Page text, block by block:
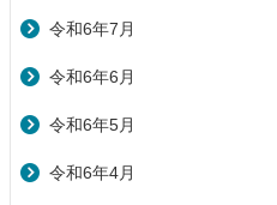
令和6年7月
令和6年6月
令和6年5月
令和6年4月